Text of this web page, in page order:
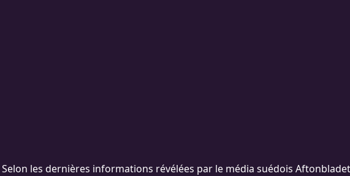
Selon les dernières informations révélées par le média suédois